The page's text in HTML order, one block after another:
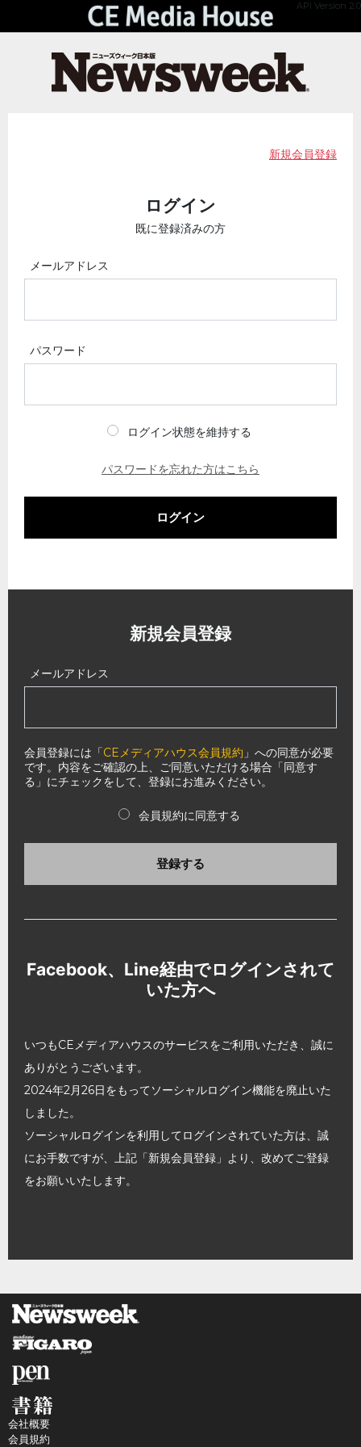
API Version 2.0
新規会員登録
ログイン
既に登録済みの方
メールアドレス
パスワード
ログイン状態を維持する
パスワードを忘れた方はこちら
ログイン
新規会員登録
メールアドレス
会員登録には「CEメディアハウス会員規約 」への同意が必要
です。内容をご確認の上、ご同意いただける場合「同意す
る」にチェックをして、登録にお進みください。
会員規約に同意する
登録する
Facebook、Line経由でログインされて
いた方へ
いつもCEメディアハウスのサービスをご利用いただき、誠に
ありがとうございます。
2024年2月26日をもってソーシャルログイン機能を廃止いた
しました。
ソーシャルログインを利用してログインされていた方は、誠
にお手数ですが、上記「新規会員登録」より、改めてご登録
をお願いいたします。
会社概要
会員規約